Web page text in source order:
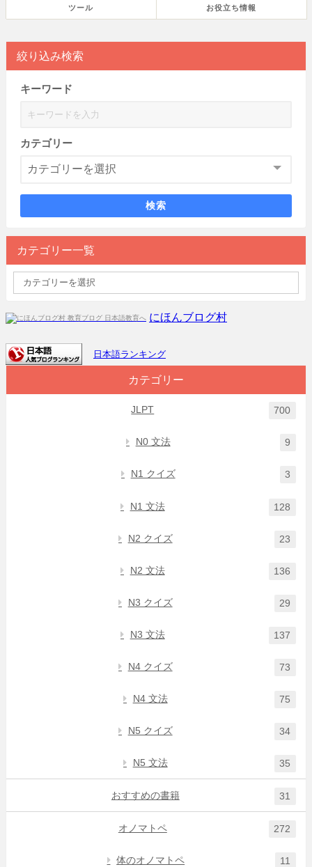
ツール お役立ち情報
絞り込み検索
キーワード
カテゴリー
検索
カテゴリー一覧
にほんブログ村
日本語ランキング
カテゴリー
JLPT 700
N0 文法 9
N1 クイズ 3
N1 文法 128
N2 クイズ 23
N2 文法 136
N3 クイズ 29
N3 文法 137
N4 クイズ 73
N4 文法 75
N5 クイズ 34
N5 文法 35
おすすめの書籍 31
オノマトペ 272
体のオノマトペ 11